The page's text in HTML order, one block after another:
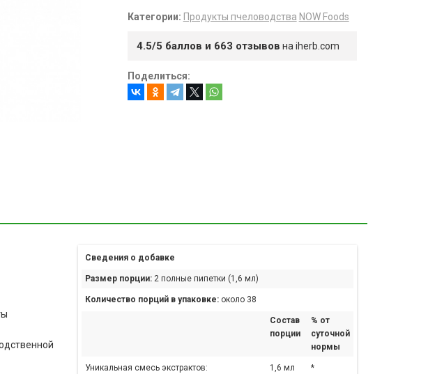
Категории: Продукты пчеловодства NOW Foods
4.5/5 баллов и 663 отзывов на iherb.com
Поделиться:
Сведения о добавке
Размер порции: 2 полные пипетки (1,6 мл)
Количество порций в упаковке: около 38
Состав
порции
% от
суточной
нормы
Уникальная смесь экстрактов:
1,6 мл *